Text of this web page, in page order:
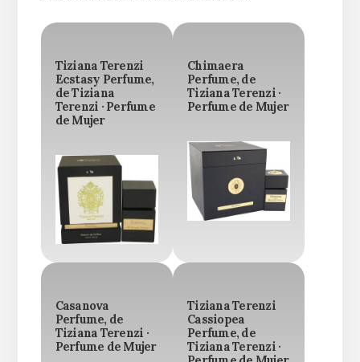
Tiziana Terenzi
Ecstasy Perfume,
de Tiziana
Terenzi · Perfume
de Mujer
Chimaera
Perfume, de
Tiziana Terenzi ·
Perfume de Mujer
Casanova
Perfume, de
Tiziana Terenzi ·
Perfume de Mujer
Tiziana Terenzi
Cassiopea
Perfume, de
Tiziana Terenzi ·